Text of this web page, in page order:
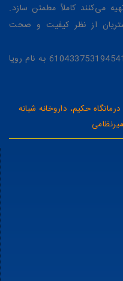
می‌کنند کاملاً مطمئن سازد.
از نظر کیفیت و صحت
شماره کارت جهت خرید محصولات : 6104337531945416 به نام رویا
حکیم، داروخانه شبانه